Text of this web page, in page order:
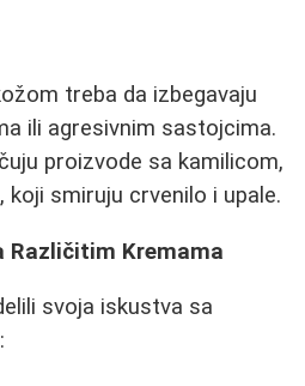
treba da izbegavaju
ili agresivnim sastojcima.
proizvode sa kamilicom,
koji smiruju crvenilo i upale.
Različitim Kremama
svoja iskustva sa